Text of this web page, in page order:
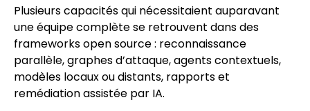
Plusieurs capacités qui nécessitaient auparavant
une équipe complète se retrouvent dans des
frameworks open source : reconnaissance
parallèle, graphes d’attaque, agents contextuels,
modèles locaux ou distants, rapports et
remédiation assistée par IA.